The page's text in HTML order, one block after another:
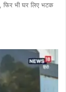
भी घर लिए भटक